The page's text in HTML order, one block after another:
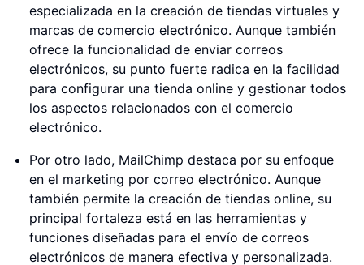
especializada en la creación de tiendas virtuales y
marcas de comercio electrónico. Aunque también
ofrece la funcionalidad de enviar correos
electrónicos, su punto fuerte radica en la facilidad
para configurar una tienda online y gestionar todos
los aspectos relacionados con el comercio
electrónico.
Por otro lado, MailChimp destaca por su enfoque
en el marketing por correo electrónico. Aunque
también permite la creación de tiendas online, su
principal fortaleza está en las herramientas y
funciones diseñadas para el envío de correos
electrónicos de manera efectiva y personalizada.